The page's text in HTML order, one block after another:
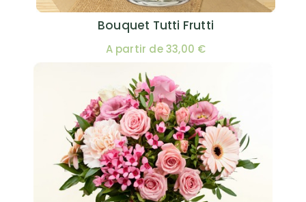
Bouquet Tutti Frutti
A partir de 33,00 €